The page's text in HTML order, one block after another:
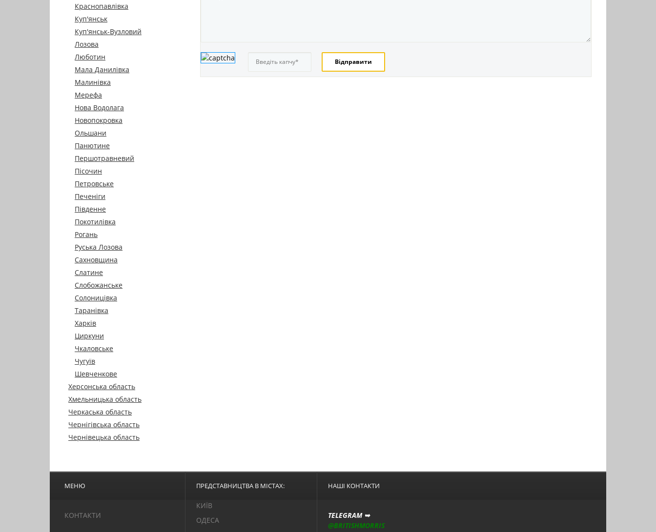
Краснопавлівка
Куп'янськ
Куп'янськ-Вузловий
Лозова
Люботин
Мала Данилівка
Малинівка
Мерефа
Нова Водолага
Новопокровка
Ольшани
Панютине
Першотравневий
Пісочин
Петровське
Печеніги
Південне
Покотилівка
Рогань
Руська Лозова
Сахновщина
Слатине
Слобожанське
Солоницівка
Таранівка
Харків
Циркуни
Чкаловське
Чугуїв
Шевченкове
Херсонська область
Хмельницька область
Черкаська область
Чернігівська область
Чернівецька область
МЕНЮ
КОНТАКТИ
ПРЕДСТАВНИЦТВА В МІСТАХ:
КИЇВ
ОДЕСА
НАШІ КОНТАКТИ
TELEGRAM ➥
@BRITISHMORRIS